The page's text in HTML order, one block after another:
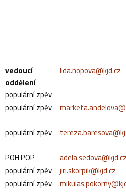
vedoucí
oddělení
populární zpěv
lida.nopova@kjd.cz
populární zpěv
populární zpěv
POH POP
adela.sedova@kjd.cz
populární zpěv jiri.skorpik@kjd.cz
populární zpěv